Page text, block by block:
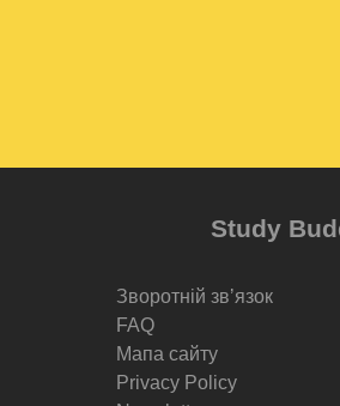
Study
Зворотній звʼязок
FAQ
Мапа сайту
Privacy Policy